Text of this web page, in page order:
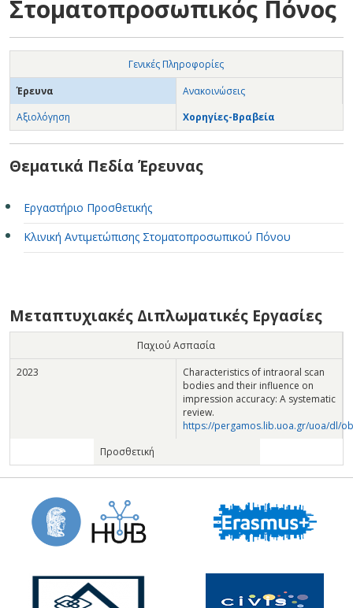
Στοματοπροσωπικός Πόνος
Γενικές Πληροφορίες
Έρευνα
Ανακοινώσεις
Αξιολόγηση
Χορηγίες-Βραβεία
Θεματικά Πεδία Έρευνας
Εργαστήριο Προσθετικής
Κλινική Αντιμετώπισης Στοματοπροσωπικού Πόνου
Μεταπτυχιακές Διπλωματικές Εργασίες
Παχιού Ασπασία
2023
Characteristics of intraoral scan
bodies and their influence on
impression accuracy: A systematic
review.
https://pergamos.lib.uoa.gr/uoa/dl/
Προσθετική